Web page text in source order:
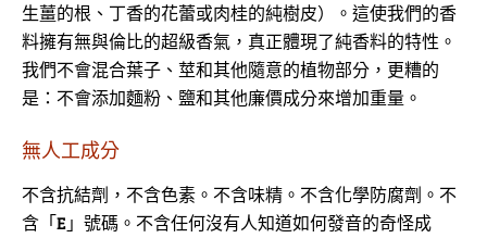
生薑的根、丁香的花蕾或肉桂的純樹皮）。這使我們的香
料擁有無與倫比的超級香氣，真正體現了純香料的特性。
我們不會混合葉子、莖和其他隨意的植物部分，更糟的
是：不會添加麵粉、鹽和其他廉價成分來增加重量。
無人工成分
不含抗結劑，不含色素。不含味精。不含化學防腐劑。不
含「E」號碼。不含任何沒有人知道如何發音的奇怪成